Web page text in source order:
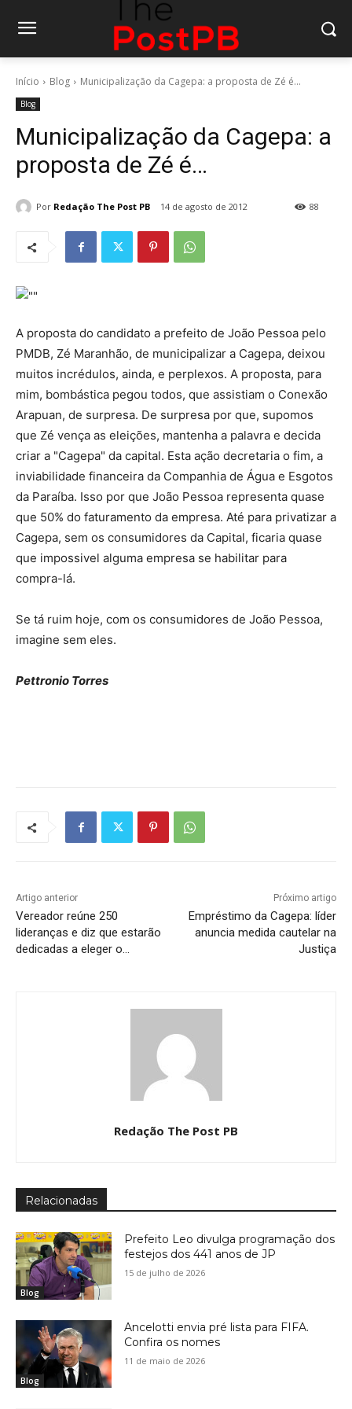
Início Blog Municipalização da Cagepa: a proposta de Zé é...
Blog
Municipalização da Cagepa: a
proposta de Zé é…
Por Redação The Post PB 14 de agosto de 2012 88
A proposta do candidato a prefeito de João Pessoa pelo
PMDB, Zé Maranhão, de municipalizar a Cagepa, deixou
muitos incrédulos, ainda, e perplexos. A proposta, para
mim, bombástica pegou todos, que assistiam o Conexão
Arapuan, de surpresa. De surpresa por que, supomos
que Zé vença as eleições, mantenha a palavra e decida
criar a "Cagepa" da capital. Esta ação decretaria o fim, a
inviabilidade financeira da Companhia de Água e Esgotos
da Paraíba. Isso por que João Pessoa representa quase
que 50% do faturamento da empresa. Até para privatizar a
Cagepa, sem os consumidores da Capital, ficaria quase
que impossivel alguma empresa se habilitar para
compra-lá.
Se tá ruim hoje, com os consumidores de João Pessoa,
imagine sem eles.
Pettronio Torres
Artigo anterior
Vereador reúne 250
lideranças e diz que estarão
dedicadas a eleger o…
Próximo artigo
Empréstimo da Cagepa: líder
anuncia medida cautelar na
Justiça
Redação The Post PB
Relacionadas
Blog
Prefeito Leo divulga programação dos
festejos dos 441 anos de JP
15 de julho de 2026
Blog
Ancelotti envia pré lista para FIFA.
Confira os nomes
11 de maio de 2026